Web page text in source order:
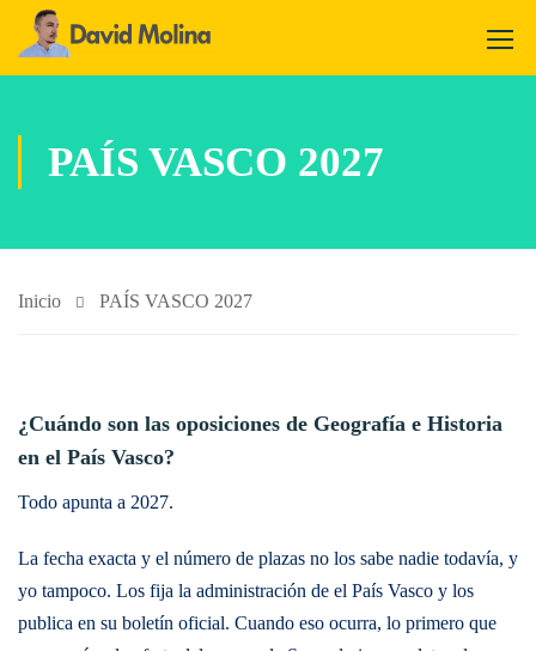
PAÍS VASCO 2027
Inicio PAÍS VASCO 2027
¿Cuándo son las oposiciones de Geografía e Historia
en el País Vasco?
Todo apunta a 2027.
La fecha exacta y el número de plazas no los sabe nadie todavía, y
yo tampoco. Los fija la administración de el País Vasco y los
publica en su boletín oficial. Cuando eso ocurra, lo primero que